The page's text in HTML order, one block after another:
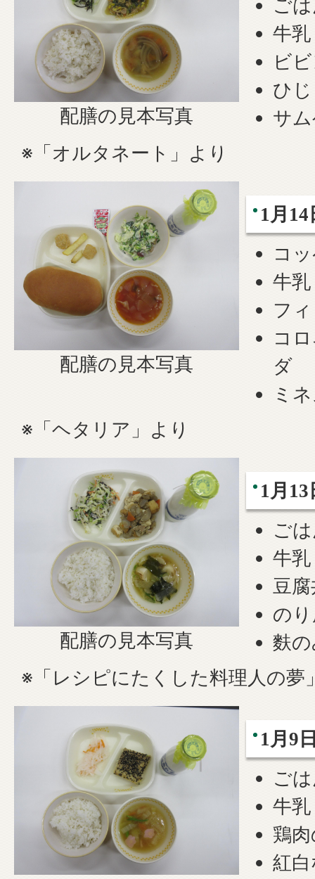
配膳の見本写真
ご
牛乳
ビ
ひ
サ
※「オルタネート」より
配膳の見本写真
1月
コ
牛乳
フ
コ
ダ
ミ
※「ヘタリア」より
配膳の見本写真
1月
ご
牛乳
豆
の
麩
※「レシピにたくした料理人の夢
1月
ご
牛乳
鶏
紅